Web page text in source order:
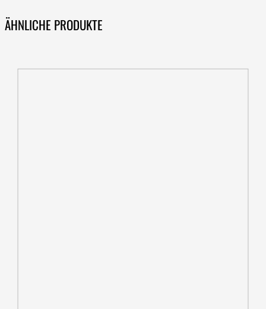
ÄHNLICHE PRODUKTE